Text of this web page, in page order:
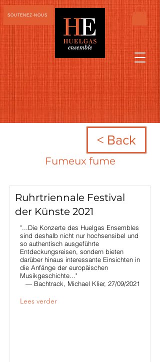
SOUTENEZ-NOUS
< Back
Fumeux fume
Ruhrtriennale Festival
der Künste 2021
"...Die Konzerte des Huelgas Ensembles
sind deshalb nicht nur hochsensibel und
so authentisch ausgeführte
Entdeckungsreisen, sondern bieten
darüber hinaus interessante Einsichten in
die Anfänge der europäischen
Musikgeschichte..."
— Bachtrack, Michael Klier, 27/09/2021
Lees verder